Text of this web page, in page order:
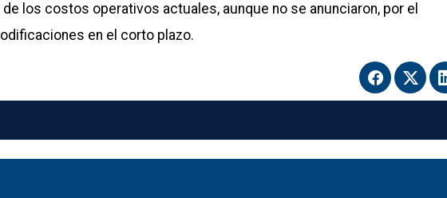
los costos operativos actuales, aunque no se anunciaron, por el
en el corto plazo.